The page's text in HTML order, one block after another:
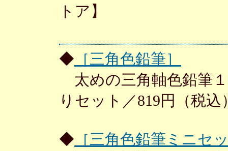
トア】
◆ ［三角色鉛筆］
太めの三角軸色鉛筆
りセット／819円（税
◆ ［三角色鉛筆ミニセ